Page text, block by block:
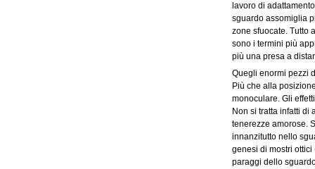
lavoro di
sguardo assomiglia
zone sfuocate. Tutto
sono i termini più
più una presa a
Quegli enormi pezzi
Più che alla
monoculare. Gli
Non si tratta infatti di
tenerezze amorose.
innanzitutto nello
genesi di mostri
paraggi dello